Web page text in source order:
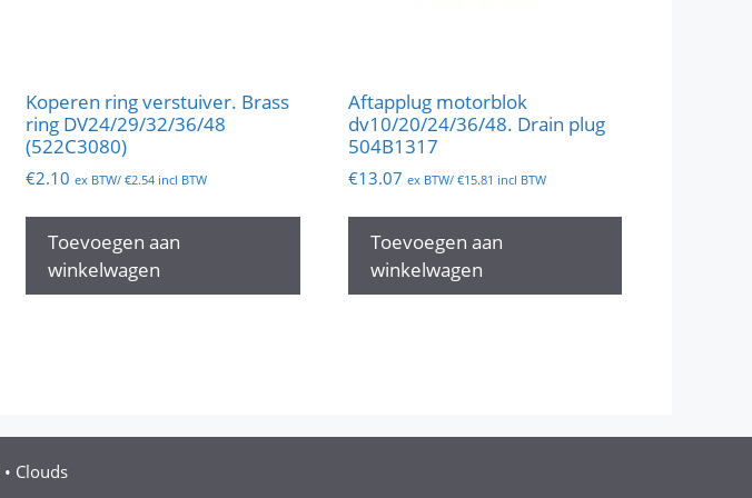
Koperen ring verstuiver. Brass
ring DV24/29/32/36/48
(522C3080)
€2.10 ex BTW/ €2.54 incl BTW
Toevoegen aan
winkelwagen
Aftapplug motorblok
dv10/20/24/36/48. Drain plug
504B1317
€13.07 ex BTW/ €15.81 incl BTW
Toevoegen aan
winkelwagen
• Clouds